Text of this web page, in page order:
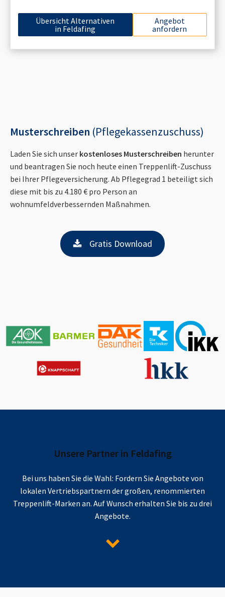
Übersicht Alternativen
in Feldafing
Angebot
anfordern
Musterschreiben (Pflegekassenzuschuss)
Laden Sie sich unser kostenloses Musterschreiben herunter
und beantragen Sie noch heute einen Treppenlift-Zuschuss
bei Ihrer Pflegeversicherung. Ab Pflegegrad 1 beteiligt sich
diese mit bis zu 4.180 € pro Person an
wohnumfeldverbessernden Maßnahmen.
Gratis Download
Unsere Partner in Feldafing
Bei uns haben Sie die Wahl: Fordern Sie Angebote von
lokalen Vertriebspartnern der großen, renommierten
Treppenlift-Marken an. Auf Wunsch erhalten Sie bis zu drei
Angebote.